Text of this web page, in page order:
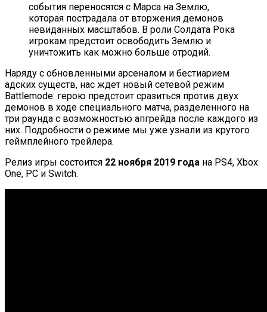
события переносятся с Марса на Землю,
которая пострадала от вторжения демонов
невиданных масштабов. В роли Солдата Рока
игрокам предстоит освободить Землю и
уничтожить как можно больше отродий.
Наряду с обновленными арсеналом и бестиарием
адских существ, нас ждет новый сетевой режим
Battlemode: герою предстоит сразиться против двух
демонов в ходе специального матча, разделенного на
три раунда с возможностью апгрейда после каждого из
них. Подробности о режиме мы уже узнали из крутого
геймплейного трейлера.
Релиз игры состоится 22 ноября 2019 года на PS4, Xbox
One, PC и Switch.